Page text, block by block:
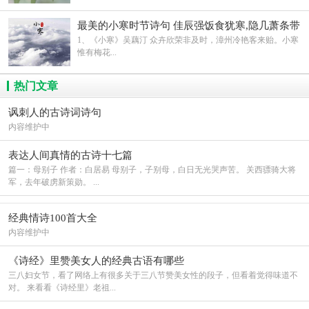
最美的小寒时节诗句 佳辰强饭食犹寒,隐几萧条带
鹖冠
1、《小寒》吴藕汀 众卉欣荣非及时，漳州冷艳客来贻。小寒
惟有梅花...
热门文章
讽刺人的古诗词诗句
内容维护中
表达人间真情的古诗十七篇
篇一：母别子 作者：白居易 母别子，子别母，白日无光哭声苦。 关西骠骑大将
军，去年破虏新策勋。 ...
经典情诗100首大全
内容维护中
《诗经》里赞美女人的经典古语有哪些
三八妇女节，看了网络上有很多关于三八节赞美女性的段子，但看着觉得味道不
对。 来看看《诗经里》老祖...